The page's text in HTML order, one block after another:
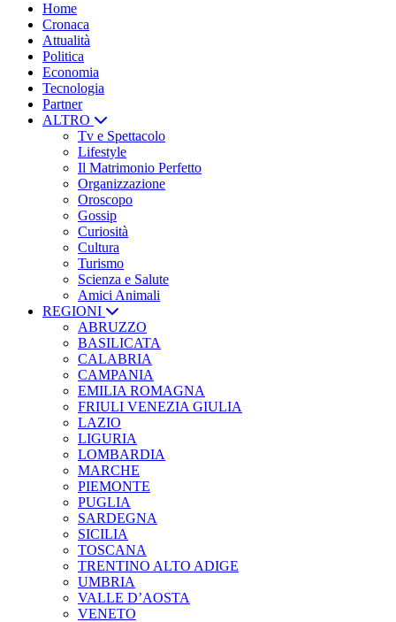
Home
Cronaca
Attualità
Politica
Economia
Tecnologia
Partner
ALTRO
Tv e Spettacolo
Lifestyle
Il Matrimonio Perfetto
Organizzazione
Oroscopo
Gossip
Curiosità
Cultura
Turismo
Scienza e Salute
Amici Animali
REGIONI
ABRUZZO
BASILICATA
CALABRIA
CAMPANIA
EMILIA ROMAGNA
FRIULI VENEZIA GIULIA
LAZIO
LIGURIA
LOMBARDIA
MARCHE
PIEMONTE
PUGLIA
SARDEGNA
SICILIA
TOSCANA
TRENTINO ALTO ADIGE
UMBRIA
VALLE D’AOSTA
VENETO